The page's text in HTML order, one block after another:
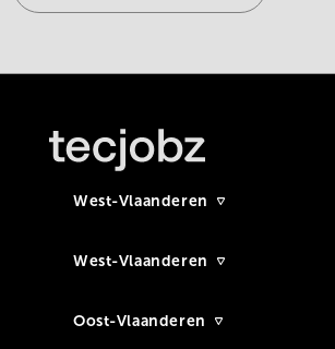
West-Vlaanderen
West-Vlaanderen
Oost-Vlaanderen